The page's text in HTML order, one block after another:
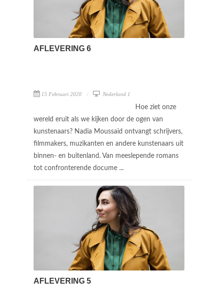
AFLEVERING 6
15 Februari 2020 Nederland 1
Hoe ziet onze
wereld eruit als we kijken door de ogen van
kunstenaars? Nadia Moussaid ontvangt schrijvers,
filmmakers, muzikanten en andere kunstenaars uit
binnen- en buitenland. Van meeslepende romans
tot confronterende docume ...
AFLEVERING 5